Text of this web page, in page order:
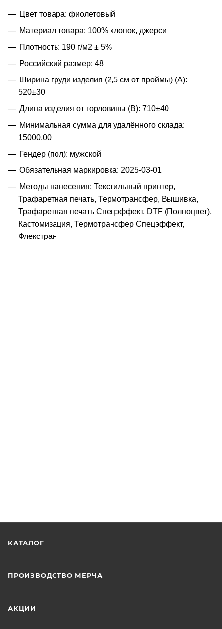
Цвет товара: фиолетовый
Материал товара: 100% хлопок, джерси
Плотность: 190 г/м2 ± 5%
Российский размер: 48
Ширина груди изделия (2,5 см от проймы) (A):
520±30
Длина изделия от горловины (B): 710±40
Минимальная сумма для удалённого склада:
15000,00
Гендер (пол): мужской
Обязательная маркировка: 2025-03-01
Методы нанесения: Текстильный принтер,
Трафаретная печать, Термотрансфер, Вышивка,
Трафаретная печать Спецэффект, DTF (Полноцвет),
Кастомизация, Термотрансфер Спецэффект,
Флекстран
КАТАЛОГ
ПРОИЗВОДСТВО МЕРЧА
АКЦИИ